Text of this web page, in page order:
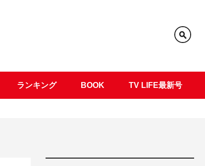
ランキング BOOK TV LIFE最新号